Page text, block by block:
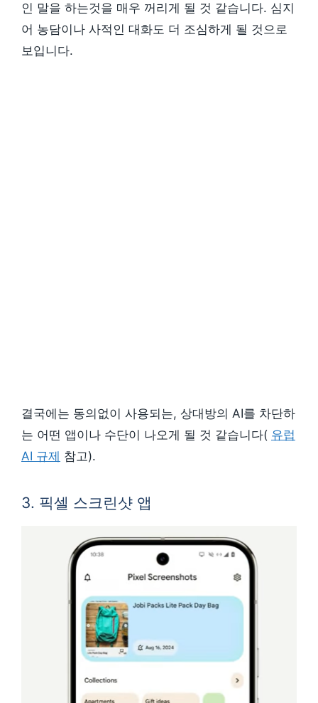
인 말을 하는것을 매우 꺼리게 될 것 같습니다. 심지
어 농담이나 사적인 대화도 더 조심하게 될 것으로
보입니다.
결국에는 동의없이 사용되는, 상대방의 AI를 차단하
는 어떤 앱이나 수단이 나오게 될 것 같습니다( 유럽
AI 규제 참고).
3. 픽셀 스크린샷 앱